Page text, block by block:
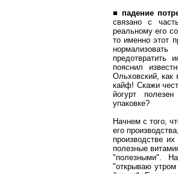
■ падение
связано с
реальному его
то именно этот
пояснил
Ольховский, как
кайф! Скажи
йогурт
упаковке?
Начнем с того,
его
производстве
полезные
"полезными".
"открываю